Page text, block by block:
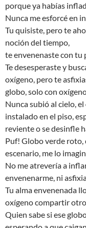
porque ya habías
Nunca me esforcé en
Tu quisiste, pero te
noción del tiempo,
te envenenaste con tu
Te desesperaste y
oxígeno, pero te
globo, solo con
Nunca subió al cielo,
instalado en el piso,
reviente o se desinfle
Puf! Globo verde roto,
escenario, me lo
No me atrevería a
envenenarme, ni
Tu alma envenenada
oxígeno compartir
Quien sabe si ese